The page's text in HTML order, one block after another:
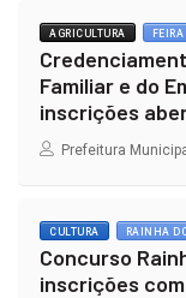
AGRICULTURA
Familiar e do
inscrições
Prefeitura
CULTURA RAINHA
Concurso
inscrições